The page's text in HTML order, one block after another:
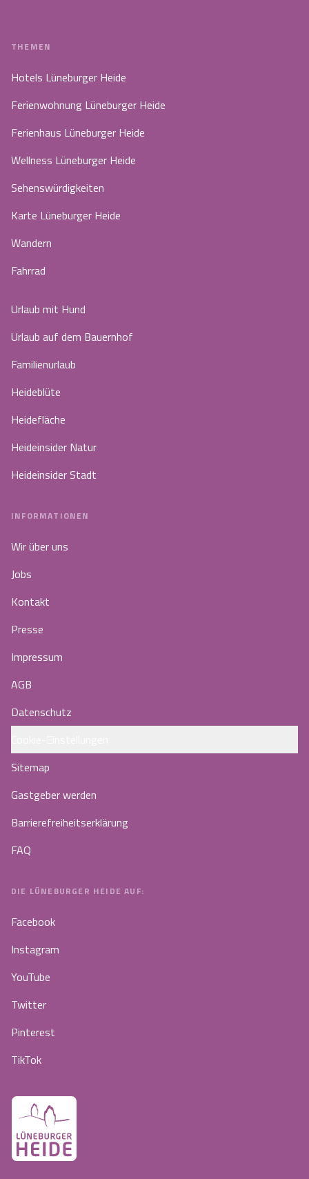
THEMEN
Hotels Lüneburger Heide
Ferienwohnung Lüneburger Heide
Ferienhaus Lüneburger Heide
Wellness Lüneburger Heide
Sehenswürdigkeiten
Karte Lüneburger Heide
Wandern
Fahrrad
Urlaub mit Hund
Urlaub auf dem Bauernhof
Familienurlaub
Heideblüte
Heidefläche
Heideinsider Natur
Heideinsider Stadt
INFORMATIONEN
Wir über uns
Jobs
Kontakt
Presse
Impressum
AGB
Datenschutz
Sitemap
Gastgeber werden
Barrierefreiheitserklärung
FAQ
DIE LÜNEBURGER HEIDE AUF:
Facebook
Instagram
YouTube
Twitter
Pinterest
TikTok